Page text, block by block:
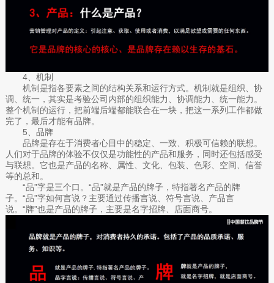
4、机制
机制是指各要素之间的结构关系和运行方式。机制就是组织、协
调、统一，其实是考验公司内部的组织能力、协调能力、统一能力。
整个机制的运行，把前端后端都能联合在一块，把这一系列工作都做
完了，最后才能有品牌。
5、品牌
品牌是存在于消费者心目中的稳定、一致、积极可信赖的联想。
人们对于品牌的体验不仅仅是功能性的产品和服务，同时还包括感受
与联想。它也是产品的名称、属性、文化、包装、色彩、空间、信誉
等的总和。
“品”字是三个口。“品”就是产品的牌子，特指著名产品的牌
子。“品”字如何言说？主要通过传播言说、符号言说、产品言
说。“牌”也是产品的牌子，主要是名字招牌、店面商号。